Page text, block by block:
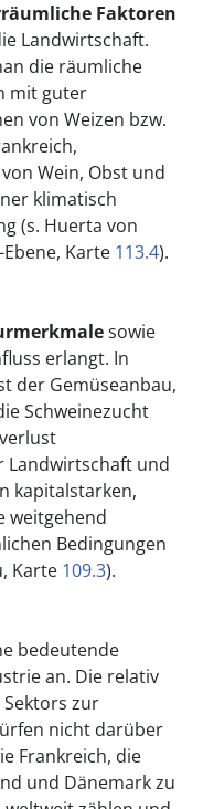
Faktoren
Landwirtschaft.
die räumliche
mit guter
von Weizen bzw.
Wein, Obst und
klimatisch
(s. Huerta von
Karte 113.4).
sowie
erlangt. In
der Gemüseanbau,
Schweinezucht
Landwirtschaft und
kapitalstarken,
weitgehend
Bedingungen
Karte 109.3).
bedeutende
an. Die relativ
zur
nicht darüber
Frankreich, die
und Dänemark zu